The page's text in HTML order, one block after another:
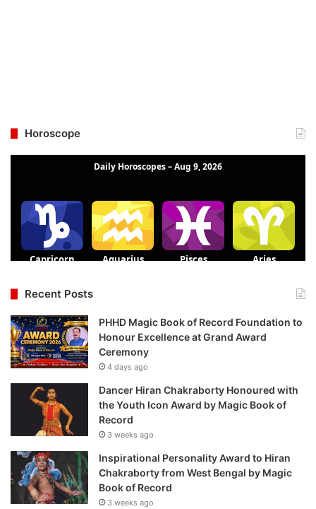
Horoscope
Recent Posts
PHHD Magic Book of Record Foundation to
Honour Excellence at Grand Award
Ceremony
4 days ago
Dancer Hiran Chakraborty Honoured with
the Youth Icon Award by Magic Book of
Record
3 weeks ago
Inspirational Personality Award to Hiran
Chakraborty from West Bengal by Magic
Book of Record
3 weeks ago